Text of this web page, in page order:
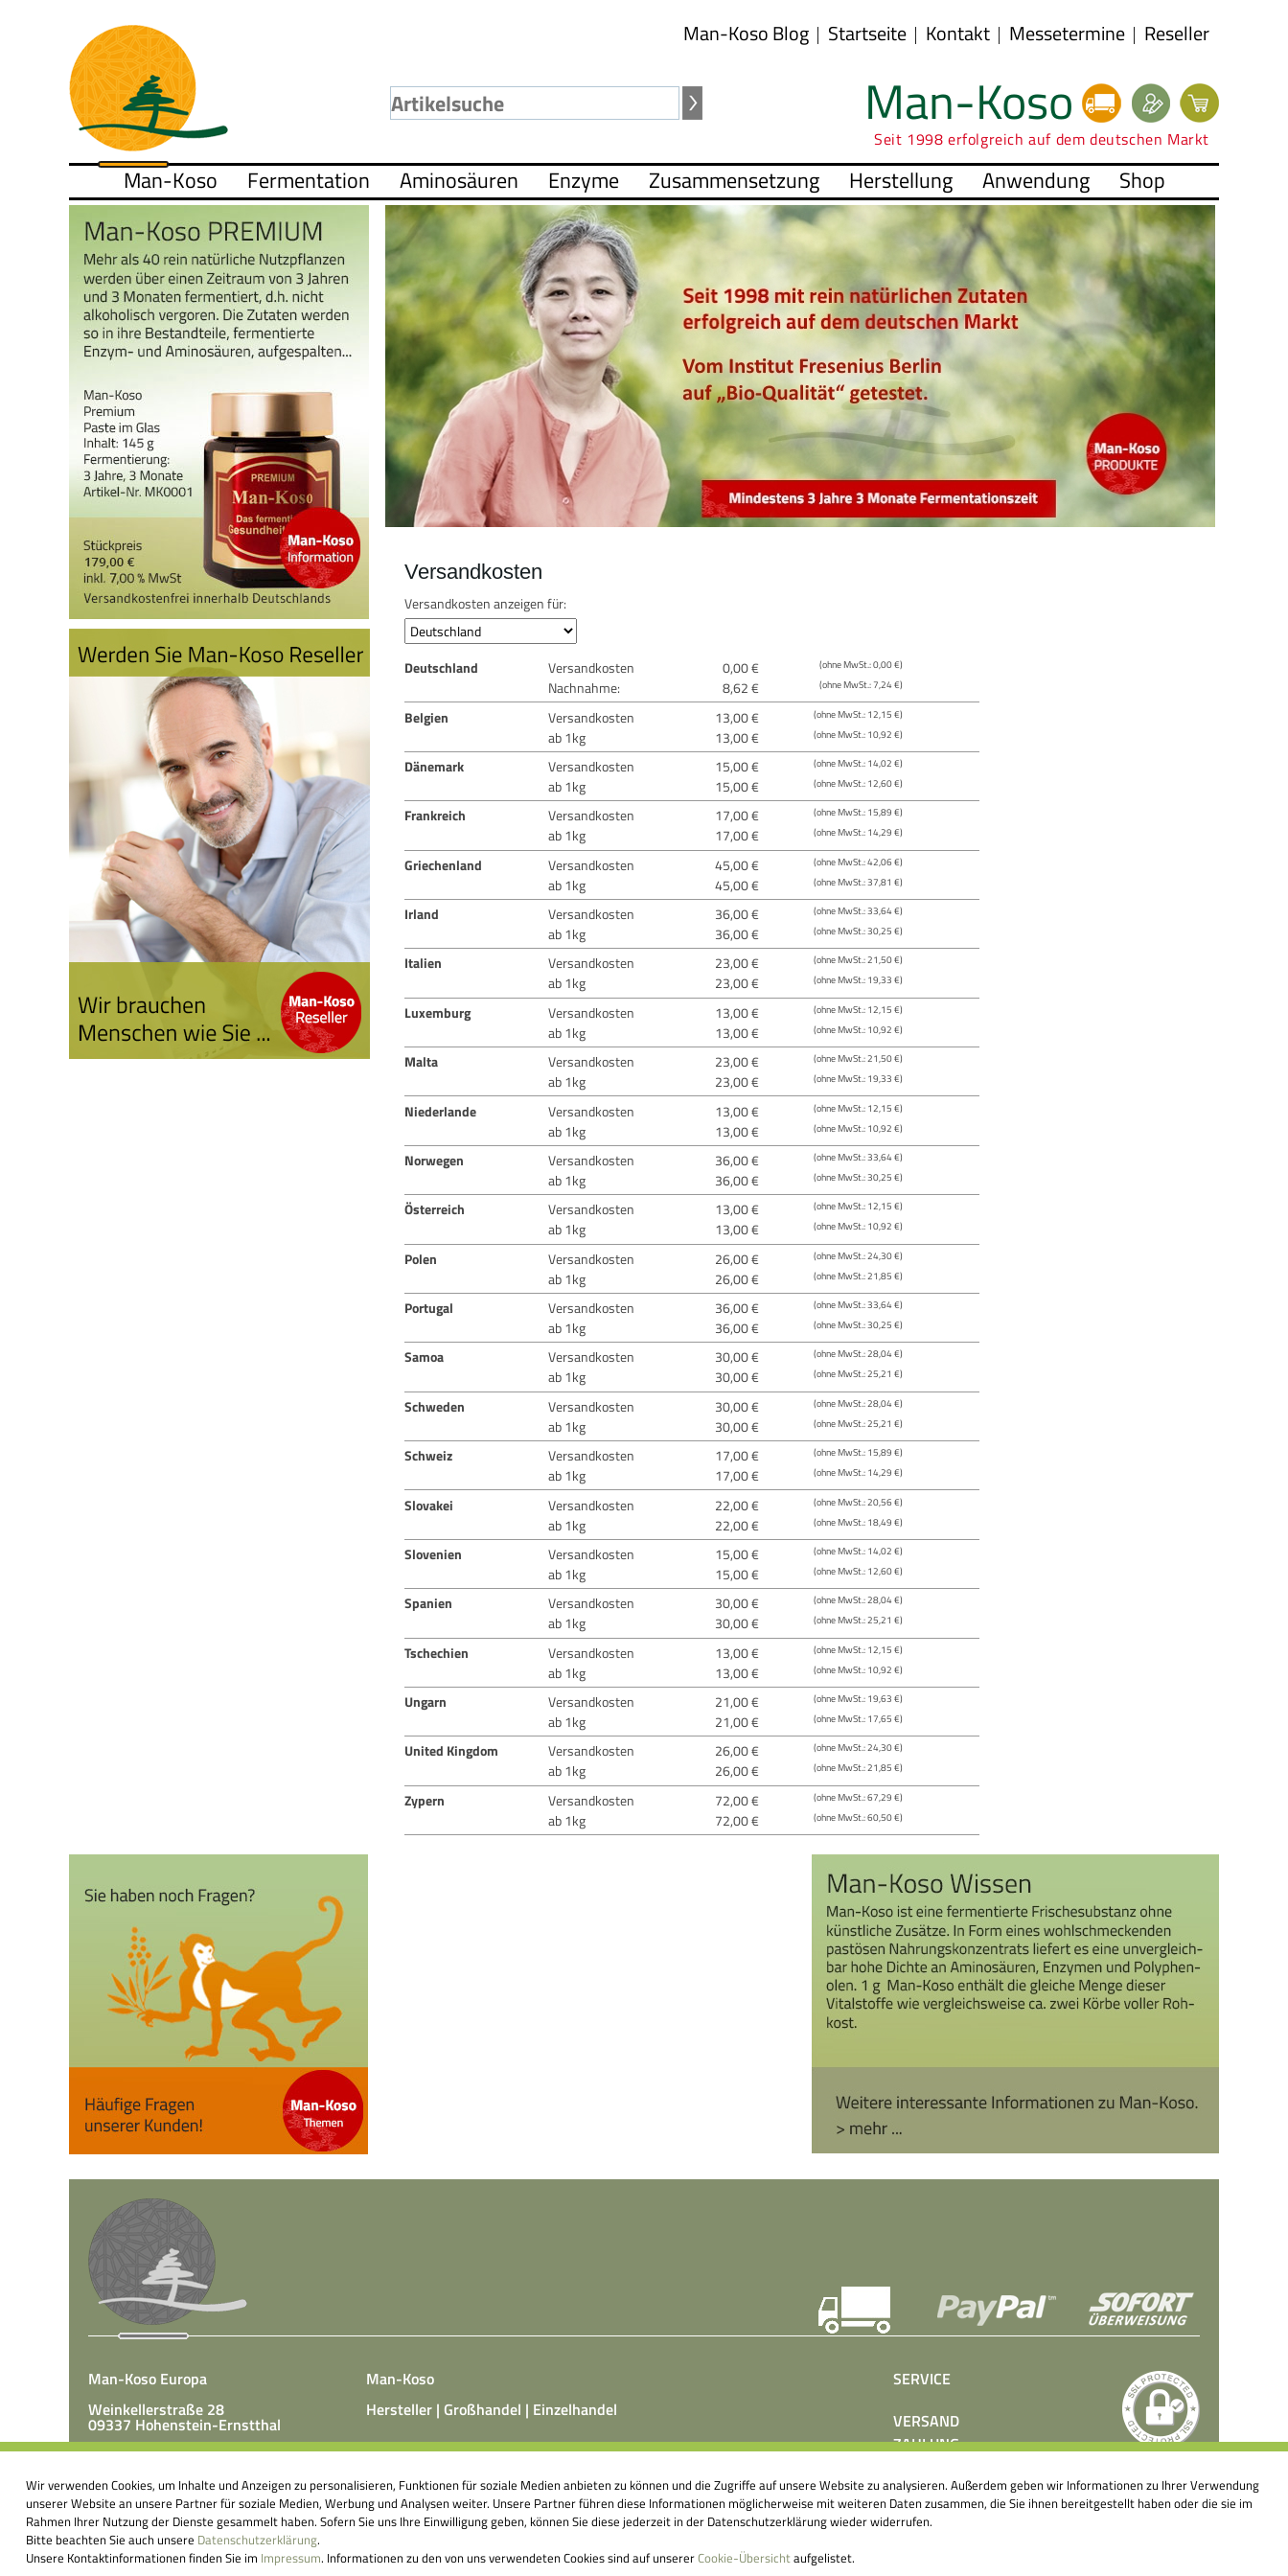
Man-Koso Blog Startseite Kontakt Messetermine Reseller
Man-Koso
Seit 1998 erfolgreich auf dem deutschen Markt
Man-Koso Fermentation Aminosäuren Enzyme Zusammensetzung Herstellung Anwendung Shop
Versandkosten
Versandkosten anzeigen für:
Deutschland Versandkosten 0,00 € (ohne MwSt.: 0,00 €)
Nachnahme: 8,62 € (ohne MwSt.: 7,24 €)
Belgien Versandkosten 13,00 € (ohne MwSt.: 12,15 €)
ab 1kg 13,00 € (ohne MwSt.: 10,92 €)
Dänemark Versandkosten 15,00 € (ohne MwSt.: 14,02 €)
ab 1kg 15,00 € (ohne MwSt.: 12,60 €)
Frankreich Versandkosten 17,00 € (ohne MwSt.: 15,89 €)
ab 1kg 17,00 € (ohne MwSt.: 14,29 €)
Griechenland Versandkosten 45,00 € (ohne MwSt.: 42,06 €)
ab 1kg 45,00 € (ohne MwSt.: 37,81 €)
Irland Versandkosten 36,00 € (ohne MwSt.: 33,64 €)
ab 1kg 36,00 € (ohne MwSt.: 30,25 €)
Italien Versandkosten 23,00 € (ohne MwSt.: 21,50 €)
ab 1kg 23,00 € (ohne MwSt.: 19,33 €)
Luxemburg Versandkosten 13,00 € (ohne MwSt.: 12,15 €)
ab 1kg 13,00 € (ohne MwSt.: 10,92 €)
Malta Versandkosten 23,00 € (ohne MwSt.: 21,50 €)
ab 1kg 23,00 € (ohne MwSt.: 19,33 €)
Niederlande Versandkosten 13,00 € (ohne MwSt.: 12,15 €)
ab 1kg 13,00 € (ohne MwSt.: 10,92 €)
Norwegen Versandkosten 36,00 € (ohne MwSt.: 33,64 €)
ab 1kg 36,00 € (ohne MwSt.: 30,25 €)
Österreich Versandkosten 13,00 € (ohne MwSt.: 12,15 €)
ab 1kg 13,00 € (ohne MwSt.: 10,92 €)
Polen Versandkosten 26,00 € (ohne MwSt.: 24,30 €)
ab 1kg 26,00 € (ohne MwSt.: 21,85 €)
Portugal Versandkosten 36,00 € (ohne MwSt.: 33,64 €)
ab 1kg 36,00 € (ohne MwSt.: 30,25 €)
Samoa Versandkosten 30,00 € (ohne MwSt.: 28,04 €)
ab 1kg 30,00 € (ohne MwSt.: 25,21 €)
Schweden Versandkosten 30,00 € (ohne MwSt.: 28,04 €)
ab 1kg 30,00 € (ohne MwSt.: 25,21 €)
Schweiz Versandkosten 17,00 € (ohne MwSt.: 15,89 €)
ab 1kg 17,00 € (ohne MwSt.: 14,29 €)
Slovakei Versandkosten 22,00 € (ohne MwSt.: 20,56 €)
ab 1kg 22,00 € (ohne MwSt.: 18,49 €)
Slovenien Versandkosten 15,00 € (ohne MwSt.: 14,02 €)
ab 1kg 15,00 € (ohne MwSt.: 12,60 €)
Spanien Versandkosten 30,00 € (ohne MwSt.: 28,04 €)
ab 1kg 30,00 € (ohne MwSt.: 25,21 €)
Tschechien Versandkosten 13,00 € (ohne MwSt.: 12,15 €)
ab 1kg 13,00 € (ohne MwSt.: 10,92 €)
Ungarn Versandkosten 21,00 € (ohne MwSt.: 19,63 €)
ab 1kg 21,00 € (ohne MwSt.: 17,65 €)
United Kingdom Versandkosten 26,00 € (ohne MwSt.: 24,30 €)
ab 1kg 26,00 € (ohne MwSt.: 21,85 €)
Zypern Versandkosten 72,00 € (ohne MwSt.: 67,29 €)
ab 1kg 72,00 € (ohne MwSt.: 60,50 €)
Man-Koso Europa
Weinkellerstraße 28
09337 Hohenstein-Ernstthal
Tel.: +49(0)3723 65 89 50
E-Mail:info@mk-europa.de
Man-Koso
Hersteller | Großhandel | Einzelhandel
unter Zusatz von Hefepilzen, Milchsäurebakterien in klimatisierten
Produktionshallen äußerst aufwendig hergestellt wird. Fermentierte
Nahrungsmittel können einen großen Beitrag dazu leisten, unser
körpereigenes Abwehrsystem anzuregen.
SERVICE
VERSAND
ZAHLUNG
PRESSE
KONTAKT
Wir verwenden Cookies, um Inhalte und Anzeigen zu personalisieren, Funktionen für soziale Medien anbieten zu können und die Zugriffe auf unsere Website zu analysieren. Außerdem geben wir Informationen zu Ihrer Verwendung
unserer Website an unsere Partner für soziale Medien, Werbung und Analysen weiter. Unsere Partner führen diese Informationen möglicherweise mit weiteren Daten zusammen, die Sie ihnen bereitgestellt haben oder die sie im
Rahmen Ihrer Nutzung der Dienste gesammelt haben. Sofern Sie uns Ihre Einwilligung geben, können Sie diese jederzeit in der Datenschutzerklärung wieder widerrufen.
Bitte beachten Sie auch unsere Datenschutzerklärung.
Unsere Kontaktinformationen finden Sie im Impressum. Informationen zu den von uns verwendeten Cookies sind auf unsererCookie-Übersichtaufgelistet.